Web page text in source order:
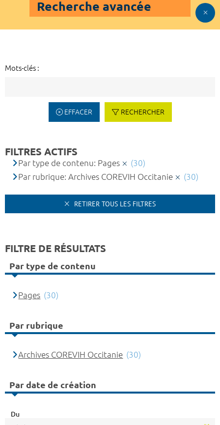
Recherche avancée
Mots-clés :
EFFACER RECHERCHER
FILTRES ACTIFS
Par type de contenu: Pages
(30)
Par rubrique: Archives COREVIH Occitanie
(30)
RETIRER TOUS LES FILTRES
FILTRE DE RÉSULTATS
Par type de contenu
Pages (30)
Par rubrique
Archives COREVIH Occitanie (30)
Par date de création
Du